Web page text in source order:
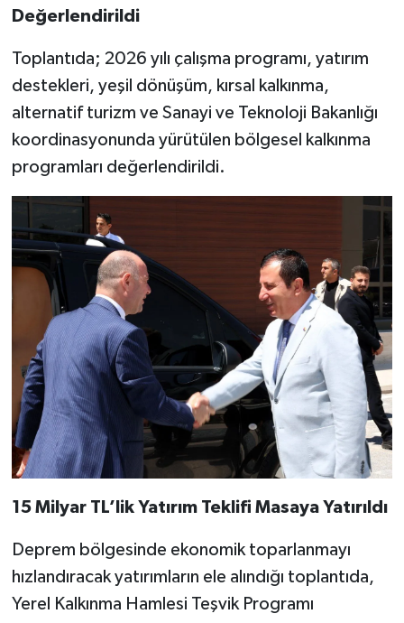
Değerlendirildi
Toplantıda; 2026 yılı çalışma programı, yatırım
destekleri, yeşil dönüşüm, kırsal kalkınma,
alternatif turizm ve Sanayi ve Teknoloji Bakanlığı
koordinasyonunda yürütülen bölgesel kalkınma
programları değerlendirildi.
15 Milyar TL’lik Yatırım Teklifi Masaya Yatırıldı
Deprem bölgesinde ekonomik toparlanmayı
hızlandıracak yatırımların ele alındığı toplantıda,
Yerel Kalkınma Hamlesi Teşvik Programı